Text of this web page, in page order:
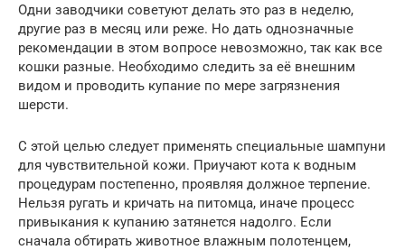
Одни заводчики советуют делать это раз в неделю,
другие раз в месяц или реже. Но дать однозначные
рекомендации в этом вопросе невозможно, так как все
кошки разные. Необходимо следить за её внешним
видом и проводить купание по мере загрязнения
шерсти.
С этой целью следует применять специальные шампуни
для чувствительной кожи. Приучают кота к водным
процедурам постепенно, проявляя должное терпение.
Нельзя ругать и кричать на питомца, иначе процесс
привыкания к купанию затянется надолго. Если
сначала обтирать животное влажным полотенцем,